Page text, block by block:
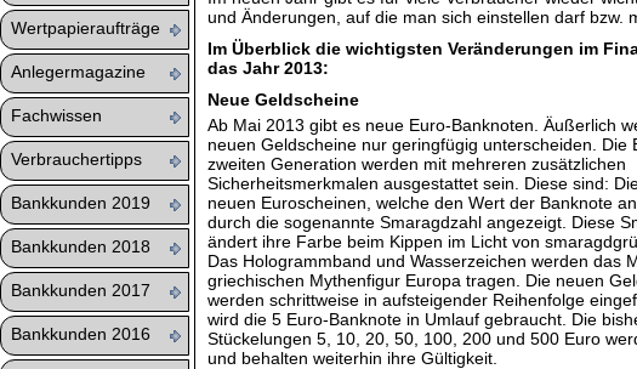
und Änderungen, auf die man sich einstellen darf bzw.
Im Überblick die wichtigsten Veränderungen im
das Jahr 2013:
Neue Geldscheine
Ab Mai 2013 gibt es neue Euro-Banknoten. Äußerlich
neuen Geldscheine nur geringfügig unterscheiden. Die
zweiten Generation werden mit mehreren zusätzlichen
Sicherheitsmerkmalen ausgestattet sein. Diese sind:
neuen Euroscheinen, welche den Wert der Banknote
durch die sogenannte Smaragdzahl angezeigt. Diese
ändert ihre Farbe beim Kippen im Licht von
Das Hologrammband und Wasserzeichen werden das
griechischen Mythenfigur Europa tragen. Die neuen
werden schrittweise in aufsteigender Reihenfolge
wird die 5 Euro-Banknote in Umlauf gebraucht. Die
Stückelungen 5, 10, 20, 50, 100, 200 und 500 Euro
und behalten weiterhin ihre Gültigkeit.
Wertpapieraufträge
Anlegermagazine
Fachwissen
Verbrauchertipps
Bankkunden 2019
Bankkunden 2018
Bankkunden 2017
Bankkunden 2016